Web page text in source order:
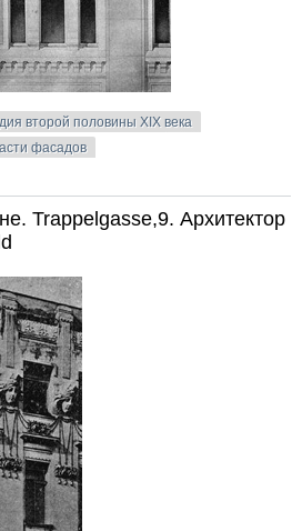
второй половины XIX века
фасадов
Trappelgasse,9. Архитектор